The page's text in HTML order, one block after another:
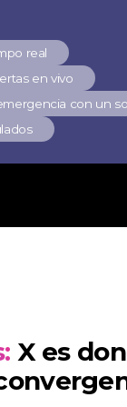
real
en vivo
con un
X es